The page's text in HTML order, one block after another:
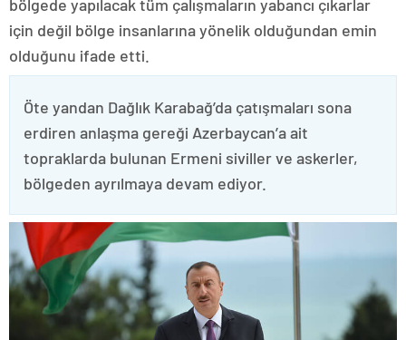
bölgede yapılacak tüm çalışmaların yabancı çıkarlar
için değil bölge insanlarına yönelik olduğundan emin
olduğunu ifade etti.
Öte yandan Dağlık Karabağ’da çatışmaları sona
erdiren anlaşma gereği Azerbaycan’a ait
topraklarda bulunan Ermeni siviller ve askerler,
bölgeden ayrılmaya devam ediyor.